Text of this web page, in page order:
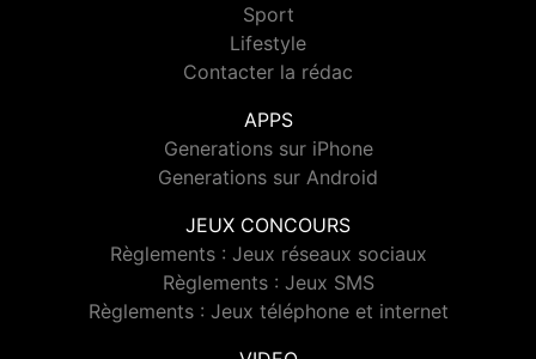
Sport
Lifestyle
Contacter la rédac
APPS
Generations sur iPhone
Generations sur Android
JEUX CONCOURS
Règlements : Jeux réseaux sociaux
Règlements : Jeux SMS
Règlements : Jeux téléphone et internet